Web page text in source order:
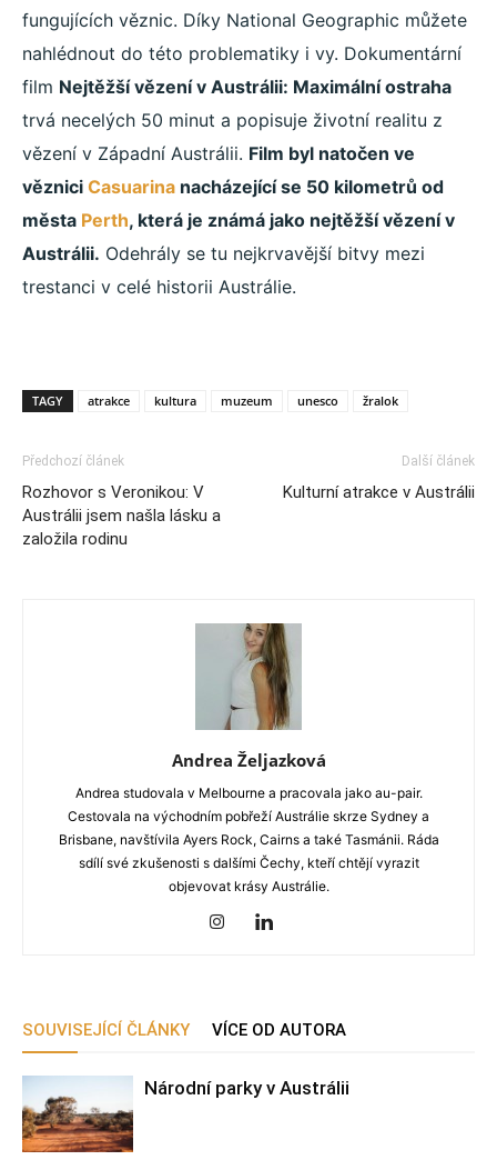
fungujících věznic. Díky National Geographic můžete
nahlédnout do této problematiky i vy. Dokumentární
film Nejtěžší vězení v Austrálii: Maximální ostraha
trvá necelých 50 minut a popisuje životní realitu z
vězení v Západní Austrálii. Film byl natočen ve
věznici Casuarina nacházející se 50 kilometrů od
města Perth, která je známá jako nejtěžší vězení v
Austrálii. Odehrály se tu nejkrvavější bitvy mezi
trestanci v celé historii Austrálie.
TAGY atrakce kultura muzeum unesco žralok
Předchozí článek
Rozhovor s Veronikou: V
Austrálii jsem našla lásku a
založila rodinu
Další článek
Kulturní atrakce v Austrálii
Andrea Željazková
Andrea studovala v Melbourne a pracovala jako au-pair.
Cestovala na východním pobřeží Austrálie skrze Sydney a
Brisbane, navštívila Ayers Rock, Cairns a také Tasmánii. Ráda
sdílí své zkušenosti s dalšími Čechy, kteří chtějí vyrazit
objevovat krásy Austrálie.
SOUVISEJÍCÍ ČLÁNKY VÍCE OD AUTORA
Národní parky v Austrálii